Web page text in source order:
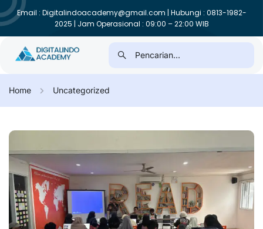
Email : Digitalindoacademy@gmail.com | Hubungi : 0813-1982-
2025 | Jam Operasional : 09:00 – 22:00 WIB
Home Uncategorized